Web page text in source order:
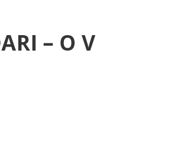
– O V